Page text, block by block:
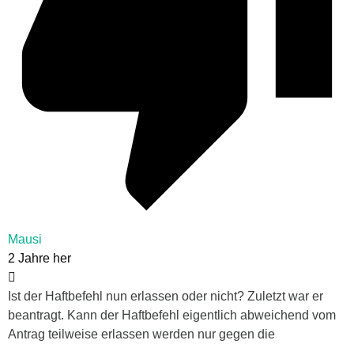
Mausi
2 Jahre her
Ist der Haftbefehl nun erlassen oder nicht? Zuletzt war er
beantragt. Kann der Haftbefehl eigentlich abweichend vom
Antrag teilweise erlassen werden nur gegen die